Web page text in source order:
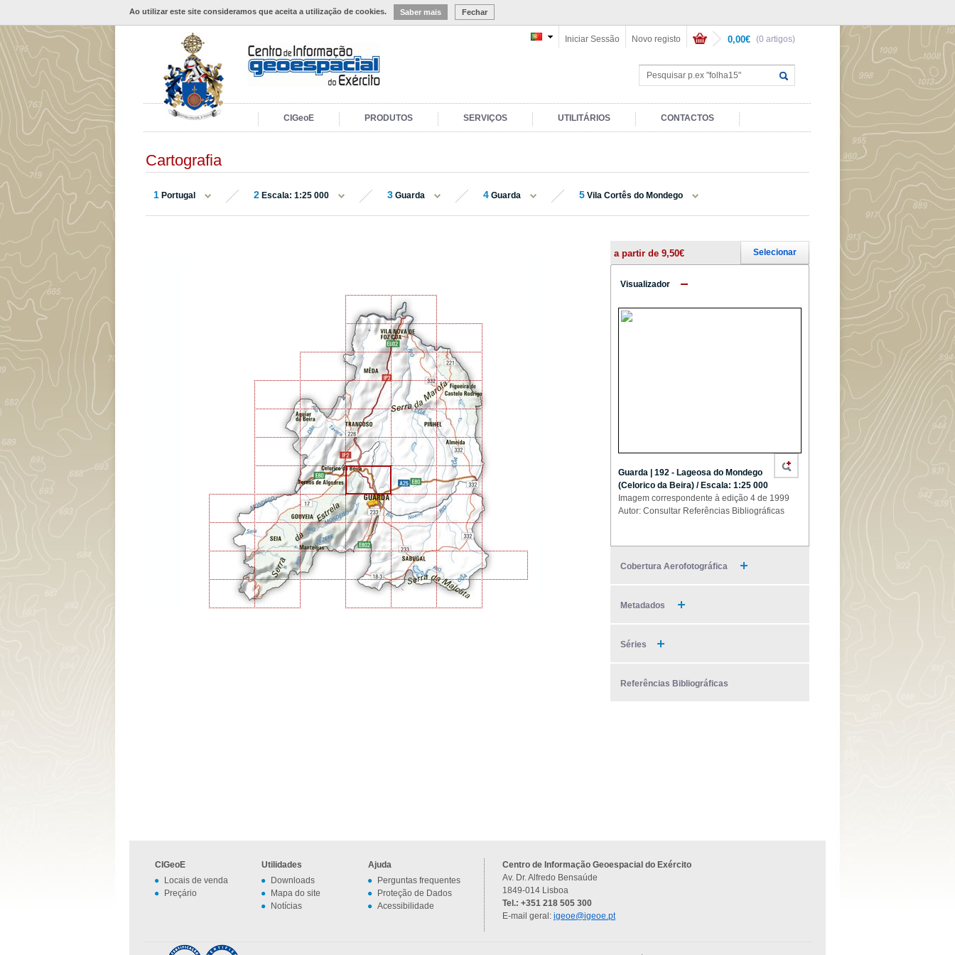
Ao utilizar este site consideramos que aceita a utilização de cookies. Saber mais Fechar
(0 artigos)
0,00€
Novo registo
Iniciar Sessão
CIGeoE PRODUTOS SERVIÇOS UTILITÁRIOS CONTACTOS
Cartografia
1 Portugal 2 Escala: 1:25 000 3 Guarda 4 Guarda 5 Vila Cortês do Mondego
a partir de 9,50€ Selecionar
Visualizador
Guarda | 192 - Lageosa do Mondego
(Celorico da Beira) / Escala: 1:25 000
Imagem correspondente à edição 4 de 1999
Autor: Consultar Referências Bibliográficas
Cobertura Aerofotográfica
Metadados
Séries
Referências Bibliográficas
CIGeoE
Locais de venda
Preçário
Utilidades
Downloads
Mapa do site
Notícias
Ajuda
Perguntas frequentes
Proteção de Dados
Acessibilidade
Centro de Informação Geoespacial do Exército
Av. Dr. Alfredo Bensaúde
1849-014 Lisboa
Tel.: +351 218 505 300
E-mail geral: igeoe@igeoe.pt